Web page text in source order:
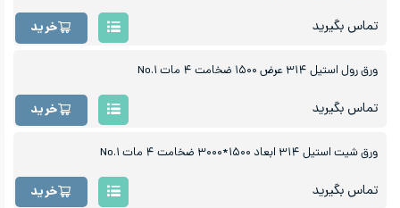
تماس بگیرید خرید
ورق رول استیل ۳۱۴ عرض ۱۵۰۰ ضخامت ۴ مات No.۱
تماس بگیرید خرید
ورق شیت استیل ۳۱۴ ابعاد ۱۵۰۰*۳۰۰۰ ضخامت ۴ مات No.۱
تماس بگیرید خرید